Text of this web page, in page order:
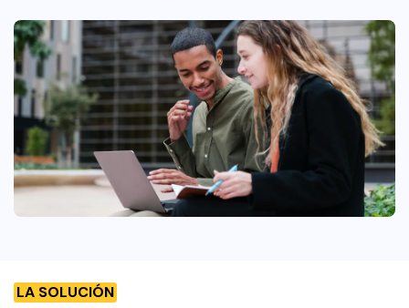
LA SOLUCIÓN